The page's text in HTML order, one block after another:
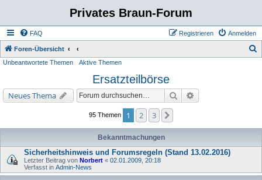
Privates Braun-Forum
FAQ Anmelden
Registrieren
Foren-Übersicht
Unbeantwortete Themen Aktive Themen
Ersatzteilbörse
Neues Thema Suche
95 Themen 1 2 3
Bekanntmachungen
Sicherheitshinweis und Forumsregeln (Stand 13.02.2016)
Letzter Beitrag von Norbert « 02.01.2009, 20:18
Verfasst in Admin-News